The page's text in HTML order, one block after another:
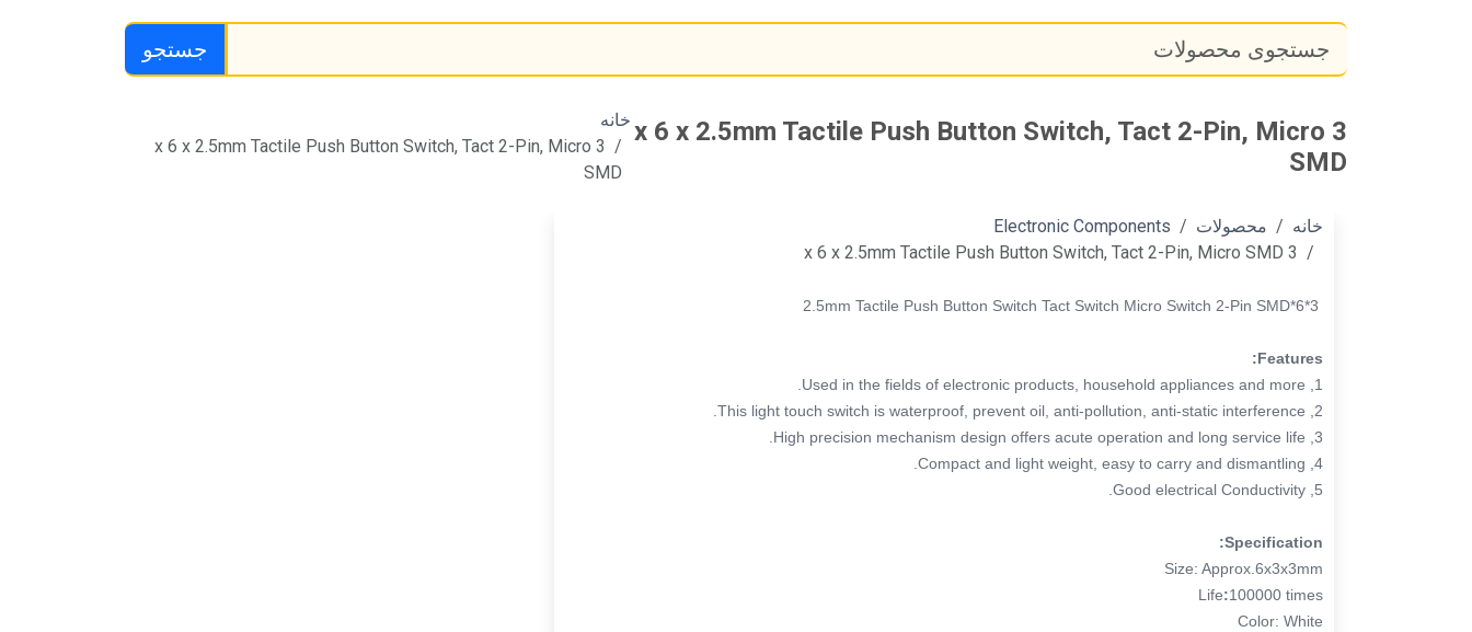
جستجو
3 x 6 x 2.5mm Tactile Push Button Switch, Tact 2-Pin, Micro
SMD
خانه
3 x 6 x 2.5mm Tactile Push Button Switch, Tact 2-Pin, Micro
SMD
خانه محصولات
Electronic Components
3 x 6 x 2.5mm Tactile Push Button Switch, Tact 2-Pin, Micro SMD
Features:
1, Used in the fields of electronic products, household appliances and more.
2, This light touch switch is waterproof, prevent oil, anti-pollution, anti-static interference.
3, High precision mechanism design offers acute operation and long service life.
4, Compact and light weight, easy to carry and dismantling.
5, Good electrical Conductivity.
Specification:
Size: Approx.6x3x3mm
Life:100000 times
Color: White